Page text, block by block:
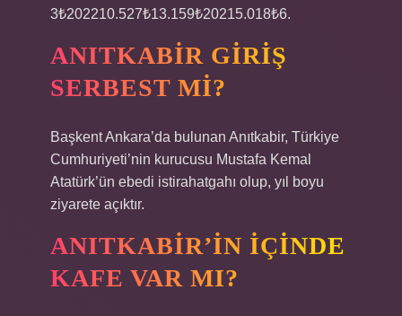
3₺202210.527₺13.159₺20215.018₺6.
ANITKABIR GIRIŞ
SERBEST MI?
Başkent Ankara’da bulunan Anıtkabir, Türkiye
Cumhuriyeti’nin kurucusu Mustafa Kemal
Atatürk’ün ebedi istirahatgahı olup, yıl boyu
ziyarete açıktır.
ANITKABIR’IN IÇINDE
KAFE VAR MI?